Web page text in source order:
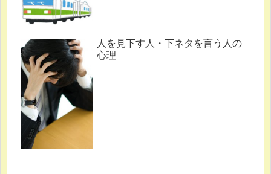
人を見下す人・下ネタを言う人の
心理